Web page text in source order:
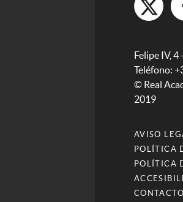
Felipe IV,
Teléfono:
© Real
2019
AVISO
POLÍTICA
POLÍTICA
CONTACTO